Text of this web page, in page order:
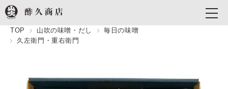
TOP 山吹の味噌・だし
毎日の味噌
久左衛門・重右衛門